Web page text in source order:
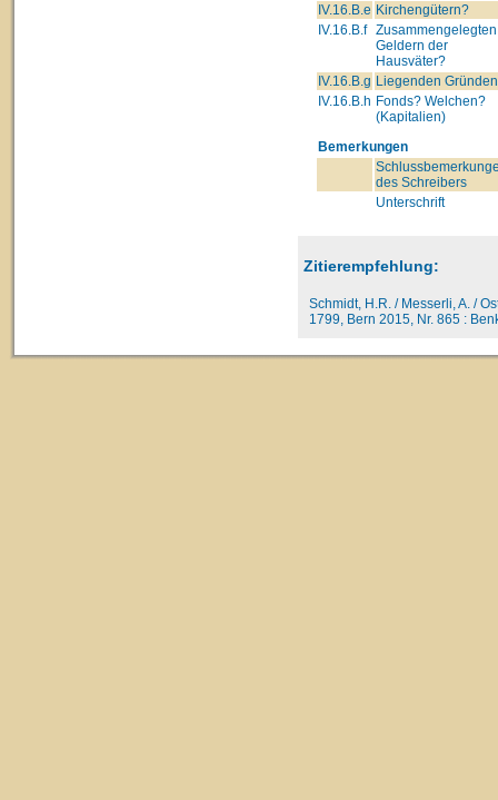
IV.16.B.e Kirchengütern?
IV.16.B.f Zusammengelegten
Geldern der
Hausväter?
IV.16.B.g Liegenden
IV.16.B.h Fonds? Welchen?
(Kapitalien)
Bemerkungen
des Schreibers
Unterschrift
Zitierempfehlung:
Schmidt, H.R. / Messerli, A. /
1799, Bern 2015, Nr. 865 :